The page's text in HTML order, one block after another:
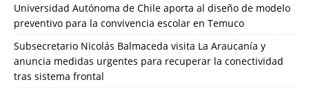
Universidad Autónoma de Chile aporta al diseño de modelo
preventivo para la convivencia escolar en Temuco
Subsecretario Nicolás Balmaceda visita La Araucanía y
anuncia medidas urgentes para recuperar la conectividad
tras sistema frontal